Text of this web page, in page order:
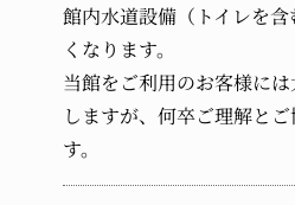
館内水道設備（トイレを
くなります。
当館をご利用のお客様に
しますが、何卒ご理解と
す。